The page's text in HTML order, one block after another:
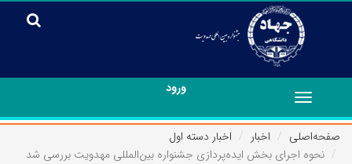
ورود
Toggle
navigation
صفحه‌اصلی
اخبار
اخبار دسته اول
نحوه اجرای بخش ایده‌پردازی جشنواره بین‌المللی مهدویت بررسی شد